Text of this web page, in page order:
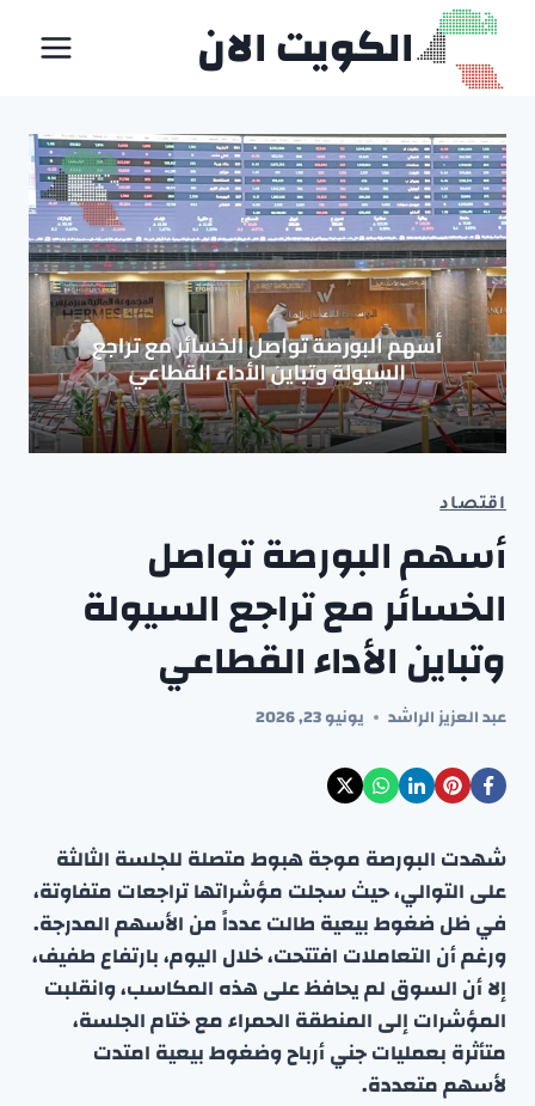
التجاوز
المحتوى
الكويت الان
اقتصاد
أسهم البورصة تواصل
الخسائر مع تراجع السيولة
وتباين الأداء القطاعي
عبد العزيز الراشد يونيو 23, 2026
شهدت البورصة موجة هبوط متصلة للجلسة الثالثة
على التوالي، حيث سجلت مؤشراتها تراجعات متفاوتة،
في ظل ضغوط بيعية طالت عدداً من الأسهم المدرجة.
ورغم أن التعاملات افتتحت، خلال اليوم، بارتفاع طفيف،
إلا أن السوق لم يحافظ على هذه المكاسب، وانقلبت
المؤشرات إلى المنطقة الحمراء مع ختام الجلسة،
متأثرة بعمليات جني أرباح وضغوط بيعية امتدت
لأسهم متعددة.